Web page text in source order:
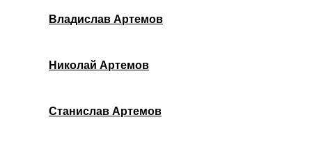
Владислав Артемов
Николай Артемов
Станислав Артемов